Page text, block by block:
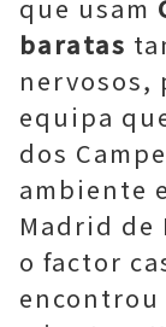
que usam
baratas
nervosos,
equipa
dos
ambiente
Madrid de
o factor
encontrou